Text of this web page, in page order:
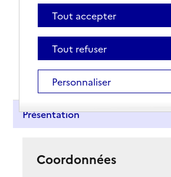
Présentation
Coordonnées
Tout accepter
Tout refuser
Personnaliser